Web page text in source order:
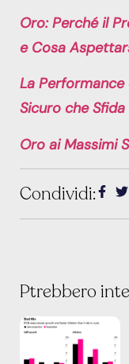
Oro: Perché il
e Cosa
La Performance
Sicuro che
Oro ai Massimi
Condividi:
Ptrebbero